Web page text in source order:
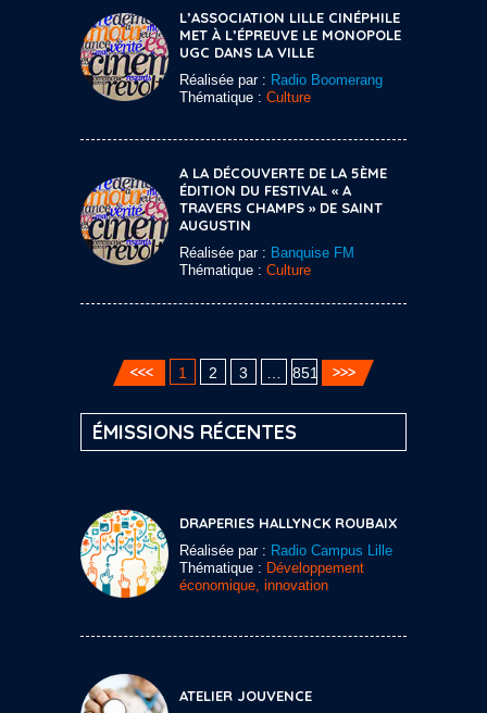
L’ASSOCIATION LILLE CINÉPHILE
MET À L’ÉPREUVE LE MONOPOLE
UGC DANS LA VILLE
Réalisée par : Radio Boomerang
Thématique : Culture
A LA DÉCOUVERTE DE LA 5ÈME
ÉDITION DU FESTIVAL « A
TRAVERS CHAMPS » DE SAINT
AUGUSTIN
Réalisée par : Banquise FM
Thématique : Culture
1 2 3 851
ÉMISSIONS RÉCENTES
DRAPERIES HALLYNCK ROUBAIX
Réalisée par : Radio Campus Lille
Thématique : Développement
économique, innovation
ATELIER JOUVENCE